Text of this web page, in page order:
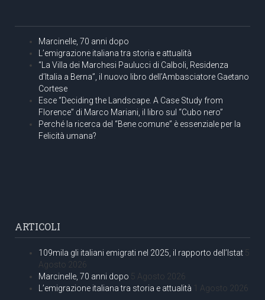
Marcinelle, 70 anni dopo
L’emigrazione italiana tra storia e attualità
“La Villa dei Marchesi Paulucci di Calboli, Residenza
d’Italia a Berna”, il nuovo libro dell’Ambasciatore Gaetano
Cortese
Esce “Deciding the Landscape. A Case Study from
Florence” di Marco Mariani, il libro sul “Cubo nero”
Perché la ricerca del “Bene comune” è essenziale per la
Felicità umana?
ARTICOLI
109mila gli italiani emigrati nel 2025, il rapporto dell’Istat 5
Agosto 2026
Marcinelle, 70 anni dopo 5 Agosto 2026
L’emigrazione italiana tra storia e attualità 1 Agosto 2026